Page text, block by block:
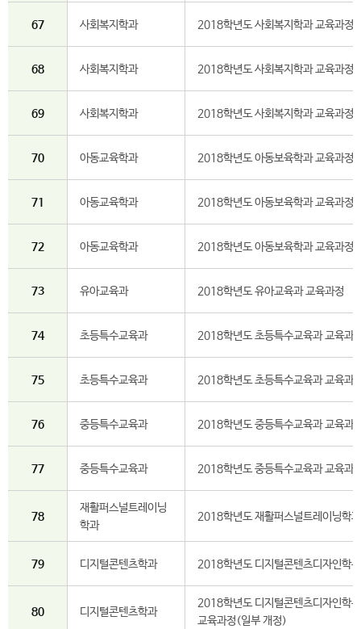
67 사회복지학과 2018학년도 사회복지학과 교육과정
68 사회복지학과 2018학년도 사회복지학과 교육과정
69 사회복지학과 2018학년도 사회복지학과 교육과정
70 아동교육학과 2018학년도 아동보육학과 교육과정
71 아동교육학과 2018학년도 아동보육학과 교육과정
72 아동교육학과 2018학년도 아동보육학과 교육과정
73 유아교육과 2018학년도 유아교육과 교육과정
74 초등특수교육과 2018학년도 초등특수교육과 교육과
75 초등특수교육과 2018학년도 초등특수교육과 교육과
76 중등특수교육과 2018학년도 중등특수교육과 교육과
77 중등특수교육과 2018학년도 중등특수교육과 교육과
78
재활퍼스널트레이닝
학과
2018학년도 재활퍼스널트레이닝학
79 디지털콘텐츠학과 2018학년도 디지털콘텐츠디자인학
80 디지털콘텐츠학과
2018학년도 디지털콘텐츠디자인학
교육과정(일부 개정)